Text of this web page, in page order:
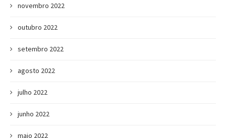
novembro 2022
outubro 2022
setembro 2022
agosto 2022
julho 2022
junho 2022
maio 2022